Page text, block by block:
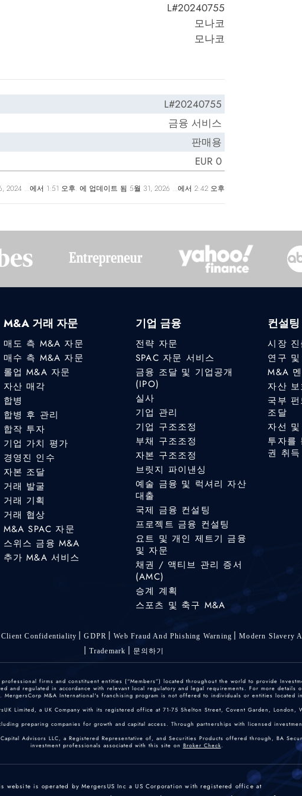
L#20240755
모나코
모나코
L#20240755
금융 서비스
판매용
EUR 0
2024 ...에서 1:51 오후. 에 업데이트 됨 5월 31, 2026 ...에서 2:42 오후
M&A 거래 자문
매도 측 M&A 자문
매수 측 M&A 자문
롤업 M&A 자문
자산 매각
합병
합병 후 관리
합작 투자
기업 가치 평가
경영진 인수
자본 조달
거래 발굴
거래 기획
거래 협상
M&A SPAC 자문
스위스 금융 M&A
추가 M&A 서비스
기업 금융
전략 자문
SPAC 자문 서비스
금융 조달 및 기업공개
(IPO)
실사
기업 관리
기업 구조조정
부채 구조조정
자본 구조조정
브릿지 파이낸싱
예술 금융 및 럭셔리 자산
대출
국제 금융 컨설팅
프로젝트 금융 컨설팅
요트 및 개인 제트기 금융
및 자문
채권 / 액티브 관리 증서
(AMC)
승계 계획
스포츠 및 축구 M&A
컨설팅
시장
연구
M&A
자산 보
국부
조달
자선
투자를
권 취득
Client Confidentiality GDPR Web Fraud And Phishing Warning Modern Slavery
Trademark
문의하기
firms and constituent entities (“Members”) located throughout the world to provide
and regulated in accordance with relevant local regulatory and legal requirements. For more
M&A International's franchising program is not offered to individuals or entities located
Limited, a UK Company with its registered office at 71-75 Shelton Street, Covent Garden, London,
preparing companies for growth and capital access. Through partnerships with licensed
Advisors LLC, a Registered Representative of, and Securities Products offered through, BA
investment professionals associated with this site on Broker Check.
website is operated by MergersUS Inc a US Corporation with registered office at